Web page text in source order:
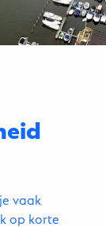
vaak
op korte